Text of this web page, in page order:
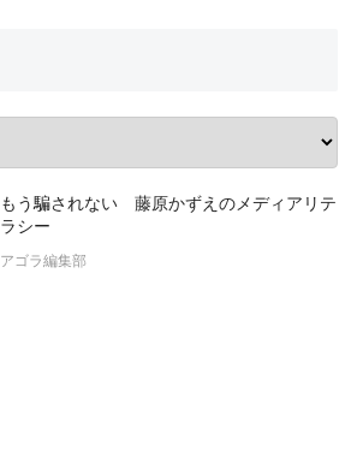
もう騙されない 藤原かずえのメディアリテ
ラシー
アゴラ編集部